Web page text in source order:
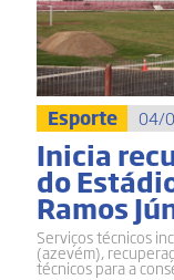
Esporte 04/
Inicia
do
Ramos
Serviços técnicos
(azevém),
técnicos para a